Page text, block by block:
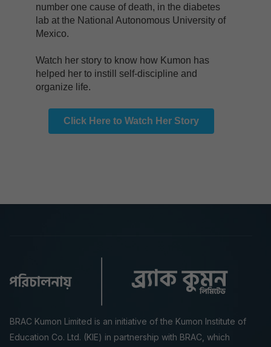
number one cause of death, in the diabetes
lab at the National Autonomous University of
Mexico.
Watch her story to know how Kumon has
helped her to instill self-discipline and
organize life.
Click Here to Watch Her Story
BRAC Kumon Limited is an initiative of the Kumon Institute of
Education Co. Ltd. (KIE) in partnership with BRAC, which